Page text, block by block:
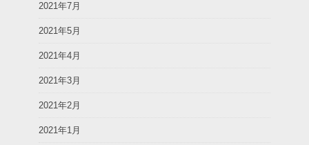
2021年7月
2021年5月
2021年4月
2021年3月
2021年2月
2021年1月